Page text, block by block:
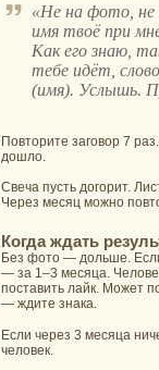
«Не на фото,
имя твоё при
Как его знаю,
тебе идёт,
(имя). Услышь.
Повторите заговор 7
дошло.
Свеча пусть догорит.
Через месяц можно
Когда ждать
Без фото — дольше.
— за 1–3 месяца.
поставить лайк. Может
— ждите знака.
Если через 3 месяца
человек.